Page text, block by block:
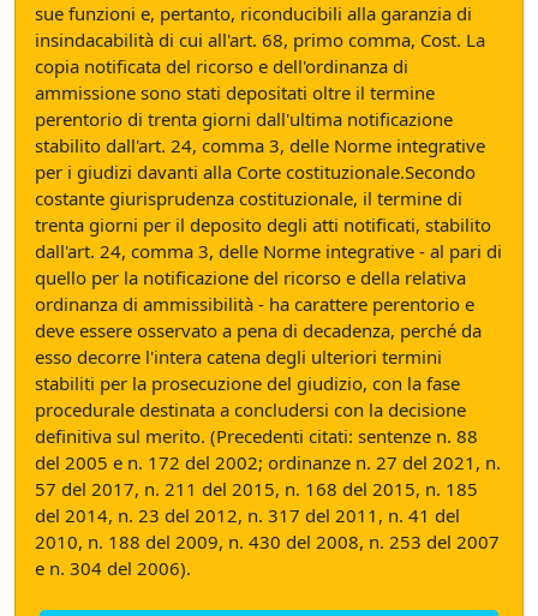
sue funzioni e, pertanto, riconducibili alla garanzia di
insindacabilità di cui all'art. 68, primo comma, Cost. La
copia notificata del ricorso e dell'ordinanza di
ammissione sono stati depositati oltre il termine
perentorio di trenta giorni dall'ultima notificazione
stabilito dall'art. 24, comma 3, delle Norme integrative
per i giudizi davanti alla Corte costituzionale.Secondo
costante giurisprudenza costituzionale, il termine di
trenta giorni per il deposito degli atti notificati, stabilito
dall'art. 24, comma 3, delle Norme integrative - al pari di
quello per la notificazione del ricorso e della relativa
ordinanza di ammissibilità - ha carattere perentorio e
deve essere osservato a pena di decadenza, perché da
esso decorre l'intera catena degli ulteriori termini
stabiliti per la prosecuzione del giudizio, con la fase
procedurale destinata a concludersi con la decisione
definitiva sul merito. (Precedenti citati: sentenze n. 88
del 2005 e n. 172 del 2002; ordinanze n. 27 del 2021, n.
57 del 2017, n. 211 del 2015, n. 168 del 2015, n. 185
del 2014, n. 23 del 2012, n. 317 del 2011, n. 41 del
2010, n. 188 del 2009, n. 430 del 2008, n. 253 del 2007
e n. 304 del 2006).